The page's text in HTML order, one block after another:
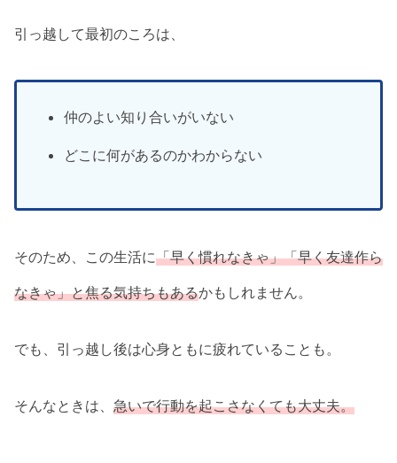
引っ越して最初のころは、
仲のよい知り合いがいない
どこに何があるのかわからない
そのため、この生活に「早く慣れなきゃ」「早く友達作ら
なきゃ」と焦る気持ちもあるかもしれません。
でも、引っ越し後は心身ともに疲れていることも。
そんなときは、 急いで行動を起こさなくても大丈夫。